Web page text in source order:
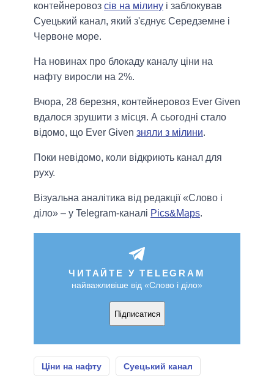
контейнеровоз сів на мілину і заблокував
Суецький канал, який з'єднує Середземне і
Червоне море.
На новинах про блокаду каналу ціни на
нафту виросли на 2%.
Вчора, 28 березня, контейнеровоз Ever Given
вдалося зрушити з місця. А сьогодні стало
відомо, що Ever Given зняли з мілини.
Поки невідомо, коли відкриють канал для
руху.
Візуальна аналітика від редакції «Слово і
діло» – у Telegram-каналі Pics&Maps.
ЧИТАЙТЕ У TELEGRAM
найважливіше від «Слово і діло»
Підписатися
Ціни на нафту Суецький канал